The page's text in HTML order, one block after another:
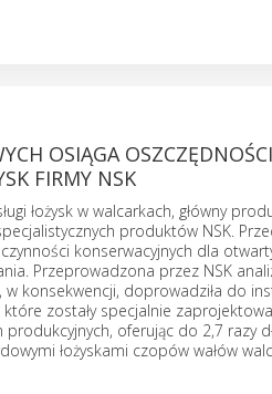
OSIĄGA
FIRMY NSK
łożysk w walcarkach, główny
produktów NSK.
konserwacyjnych dla
Przeprowadzona przez NSK
konsekwencji, doprowadziła do
które zostały specjalnie
oferując do 2,7 razy
łożyskami czopów wałów